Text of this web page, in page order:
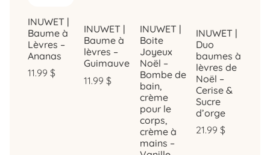
INUWET |
Baume à
Lèvres –
Ananas
11.99 $
INUWET |
Baume à
lèvres –
Guimauve
11.99 $
INUWET |
Boite
Joyeux
Noël –
Bombe de
bain,
crème
pour le
corps,
crème à
mains –
INUWET |
Duo
baumes à
lèvres de
Noël –
Cerise &
Sucre
d’orge
21.99 $